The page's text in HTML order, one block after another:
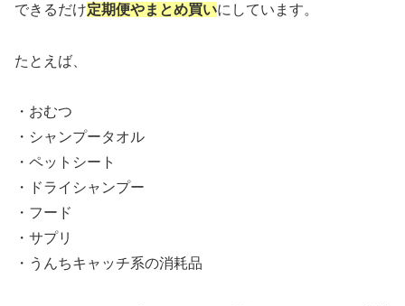
できるだけ定期便やまとめ買いにしています。
たとえば、
・おむつ
・シャンプータオル
・ペットシート
・ドライシャンプー
・フード
・サプリ
・うんちキャッチ系の消耗品